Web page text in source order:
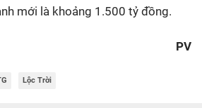
mới là khoảng 1.500 tỷ đồng.
PV
Lộc Trời